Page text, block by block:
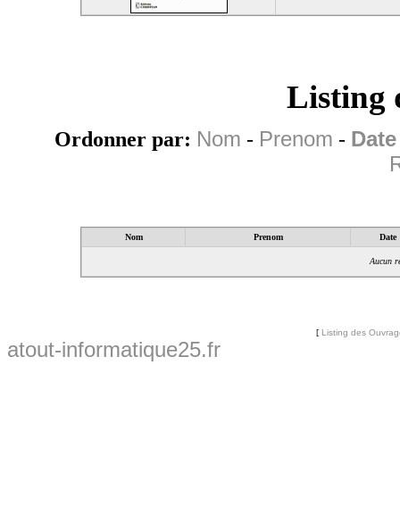
Listing
Ordonner par: Nom - Prenom -
Nom Prenom Date
Aucun
[ Listing des
atout-informatique25.fr